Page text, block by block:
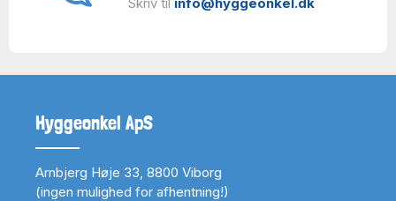
Hyggeonkel ApS
Arnbjerg Høje 33, 8800 Viborg
(ingen mulighed for afhentning!)